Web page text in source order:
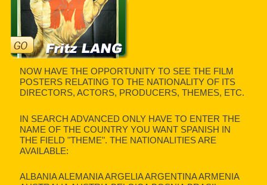
NOW HAVE THE OPPORTUNITY TO SEE THE FILM
POSTERS RELATING TO THE NATIONALITY OF ITS
DIRECTORS, ACTORS, PRODUCERS, THEMES, ETC.
IN SEARCH ADVANCED ONLY HAVE TO ENTER THE
NAME OF THE COUNTRY YOU WANT SPANISH IN
THE FIELD "THEME". THE NATIONALITIES ARE
AVAILABLE:
ALBANIA ALEMANIA ARGELIA ARGENTINA ARMENIA